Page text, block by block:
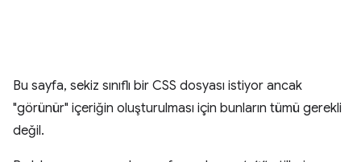
Bu sayfa, sekiz sınıflı bir CSS dosyası istiyor ancak
"görünür" içeriğin oluşturulması için bunların tümü gerekli
değil.